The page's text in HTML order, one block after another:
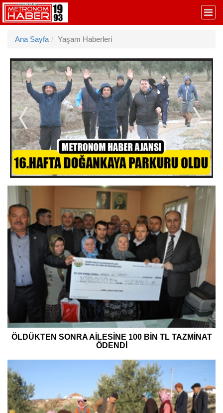
Ana Sayfa Yaşam Haberleri
ÖLDÜKTEN SONRA AİLESİNE 100 BİN TL TAZMİNAT
ÖDENDİ